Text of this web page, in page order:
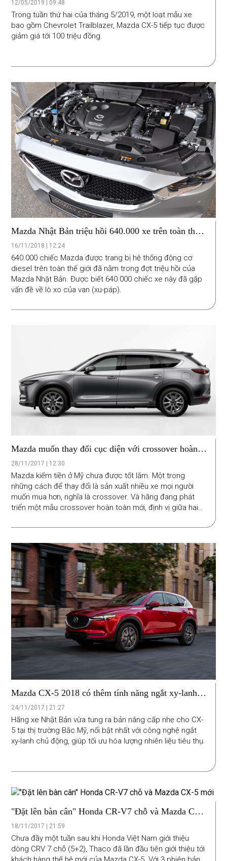
12/05/2019 | 09:48
Trong tuần thứ hai của tháng 5/2019, một loạt mẫu xe
bao gồm Chevrolet Trailblazer, Mazda CX-5 tiếp tục được
giảm giá tới 100 triệu đồng.
Mazda Nhật Bản triệu hồi 640.000 xe trên toàn thế
giới
16/11/2018 | 12:24
640.000 chiếc Mazda được trang bị hệ thống động cơ
diesel trên toàn thế giới đã nằm trong đợt triệu hồi của
Mazda Nhật Bản. Được biết 640.000 chiếc xe này đã gặp
vấn đề về lò xo của van (xu-páp).
Mazda muốn thay đổi cục diện với crossover hoàn
toàn mới
28/11/2017 | 12:30
Mazda kiếm tiền ở Mỹ chưa được tốt lắm. Một trong
những cách để thay đổi là sản xuất nhiều xe mọi người
muốn mua hơn, nghĩa là crossover. Và hãng đang phát
triển một mẫu crossover hoàn toàn mới, định vị giữa hai
Mazda CX-5 2018 có thêm tính năng ngắt xy-lanh
chủ động
24/11/2017 | 21:27
Hãng xe Nhật Bản vừa tung ra bản nâng cấp nhẹ cho CX-
5 tại thị trường Bắc Mỹ, nổi bật nhất với công nghệ ngắt
xy-lanh chủ động, giúp tối ưu hóa lượng nhiên liệu tiêu thụ.
"Đặt lên bàn cân" Honda CR-V7 chỗ và Mazda CX-
5 mới
18/11/2017 | 21:59
Chưa đầy một tuần sau khi Honda Việt Nam giới thiệu
dòng CRV 7 chỗ (5+2), Thaco đã lần đầu tiên giới thiệu tới